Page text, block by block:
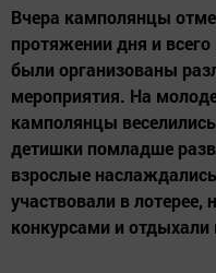
Вчера камполянцы
протяжении дня и
были организованы
мероприятия. На
камполянцы
детишки помладше
взрослые
участвовали в
конкурсами и